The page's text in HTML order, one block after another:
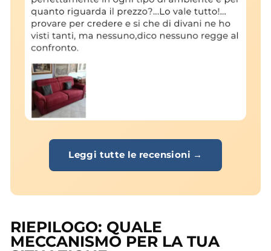
Leggi tutte le recensioni →
RIEPILOGO: QUALE
MECCANISMO PER LA TUA